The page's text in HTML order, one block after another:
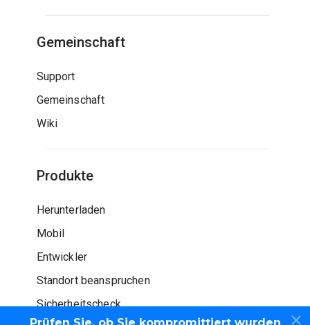
Gemeinschaft
Support
Gemeinschaft
Wiki
Produkte
Herunterladen
Mobil
Entwickler
Standort beanspruchen
Sicherheitscheck